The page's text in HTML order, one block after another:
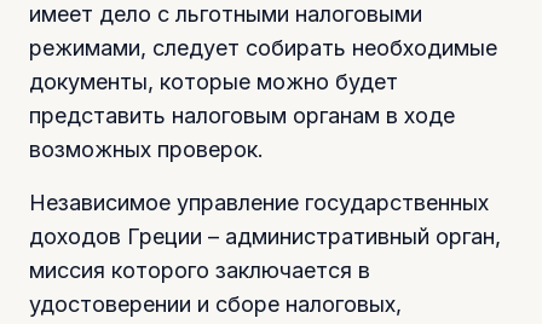
имеет дело с льготными налоговыми
режимами, следует собирать необходимые
документы, которые можно будет
представить налоговым органам в ходе
возможных проверок.
Независимое управление государственных
доходов Греции – административный орган,
миссия которого заключается в
удостоверении и сборе налоговых,